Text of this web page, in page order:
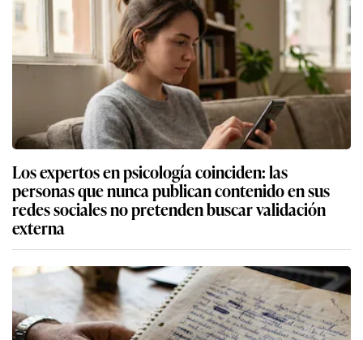
Los expertos en psicología coinciden: las
personas que nunca publican contenido en sus
redes sociales no pretenden buscar validación
externa